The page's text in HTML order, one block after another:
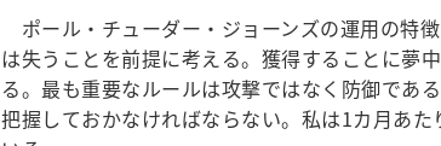
ポール・チューダー・ジョーンズの運用の特
は失うことを前提に考える。獲得することに夢
る。最も重要なルールは攻撃ではなく防御であ
把握しておかなければならない。私は1カ月あ